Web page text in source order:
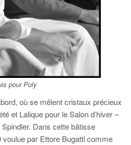
pour Poly
où se mêlent cristaux précieux
et Lalique pour le Salon d’hiver –
Dans cette bâtisse
par Ettore Bugatti comme